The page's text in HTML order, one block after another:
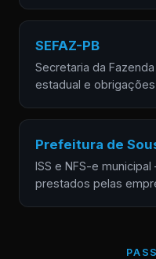
SEFAZ-PB
Secretaria da
estadual e
Prefeitura de
ISS e NFS-e
prestados pelas